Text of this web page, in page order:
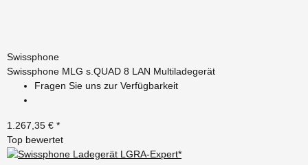
Swissphone
Swissphone MLG s.QUAD 8 LAN Multiladegerät
Fragen Sie uns zur Verfügbarkeit
1.267,35 € *
Top bewertet